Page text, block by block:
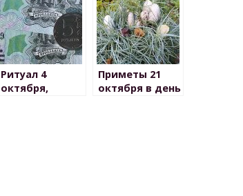
денег
Ритуал 4
октября,
Приметы 21
октября в день